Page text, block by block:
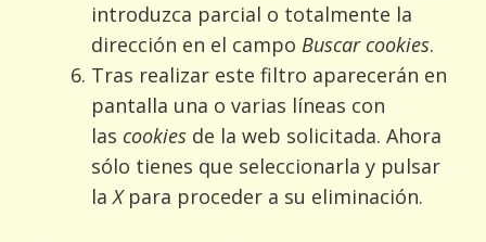
introduzca parcial o totalmente la
dirección en el campo Buscar cookies.
Tras realizar este filtro aparecerán en
pantalla una o varias líneas con
las cookies de la web solicitada. Ahora
sólo tienes que seleccionarla y pulsar
laXpara proceder a su eliminación.